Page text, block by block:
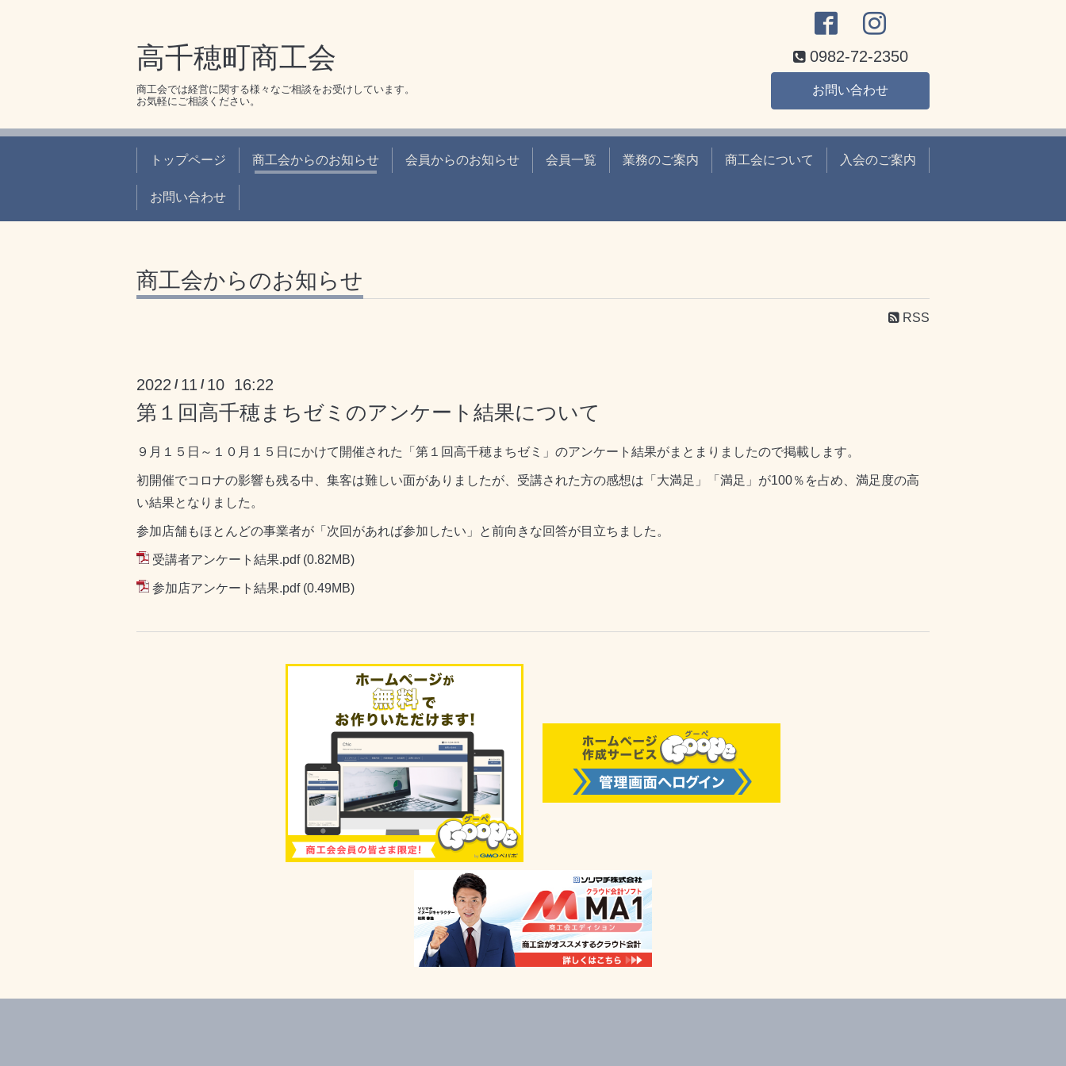
高千穂町商工会
商工会では経営に関する様々なご相談をお受けしています。
お気軽にご相談ください。
0982-72-2350
お問い合わせ
トップページ 商工会からのお知らせ 会員からのお知らせ 会員一覧 業務のご案内 商工会について 入会のご案内
お問い合わせ
商工会からのお知らせ
RSS
2022 / 11 / 10 16:22
第１回高千穂まちゼミのアンケート結果について
９月１５日～１０月１５日にかけて開催された「第１回高千穂まちゼミ」のアンケート結果がまとまりましたので掲載します。
初開催でコロナの影響も残る中、集客は難しい面がありましたが、受講された方の感想は「大満足」「満足」が100％を占め、満足度の高
い結果となりました。
参加店舗もほとんどの事業者が「次回があれば参加したい」と前向きな回答が目立ちました。
受講者アンケート結果.pdf (0.82MB)
参加店アンケート結果.pdf (0.49MB)